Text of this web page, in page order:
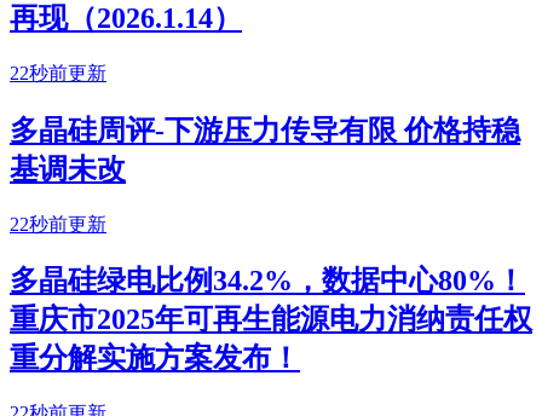
再现（2026.1.14）
22秒前更新
多晶硅周评-下游压力传导有限 价格持稳
基调未改
22秒前更新
多晶硅绿电比例34.2%，数据中心80%！
重庆市2025年可再生能源电力消纳责任权
重分解实施方案发布！